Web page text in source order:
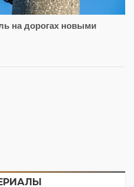
на дорогах новыми